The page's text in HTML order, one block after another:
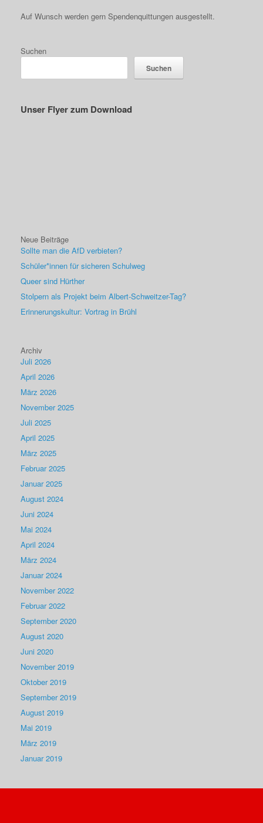
Auf Wunsch werden gern Spendenquittungen ausgestellt.
Suchen
Suchen
Unser Flyer zum Download
Neue Beiträge
Sollte man die AfD verbieten?
Schüler*innen für sicheren Schulweg
Queer sind Hürther
Stolpern als Projekt beim Albert-Schweitzer-Tag?
Erinnerungskultur: Vortrag in Brühl
Archiv
Juli 2026
April 2026
März 2026
November 2025
Juli 2025
April 2025
März 2025
Februar 2025
Januar 2025
August 2024
Juni 2024
Mai 2024
April 2024
März 2024
Januar 2024
November 2022
Februar 2022
September 2020
August 2020
Juni 2020
November 2019
Oktober 2019
September 2019
August 2019
Mai 2019
März 2019
Januar 2019